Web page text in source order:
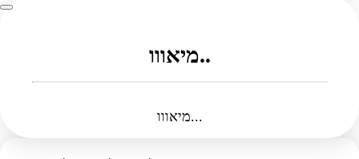
מיאווו..
מיאווו...